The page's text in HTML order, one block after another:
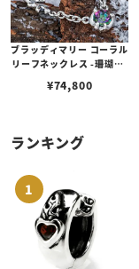
ブラッディマリー コーラル
リーフネックレス -珊瑚礁-
¥74,800
ランキング